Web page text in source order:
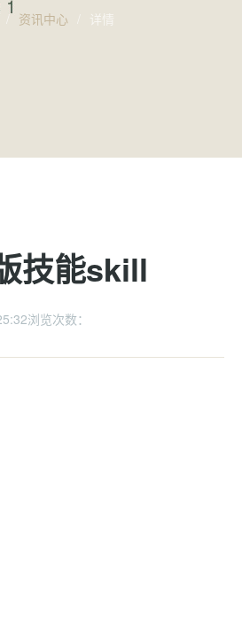
资讯中心 详情
技能skill
浏览次数：